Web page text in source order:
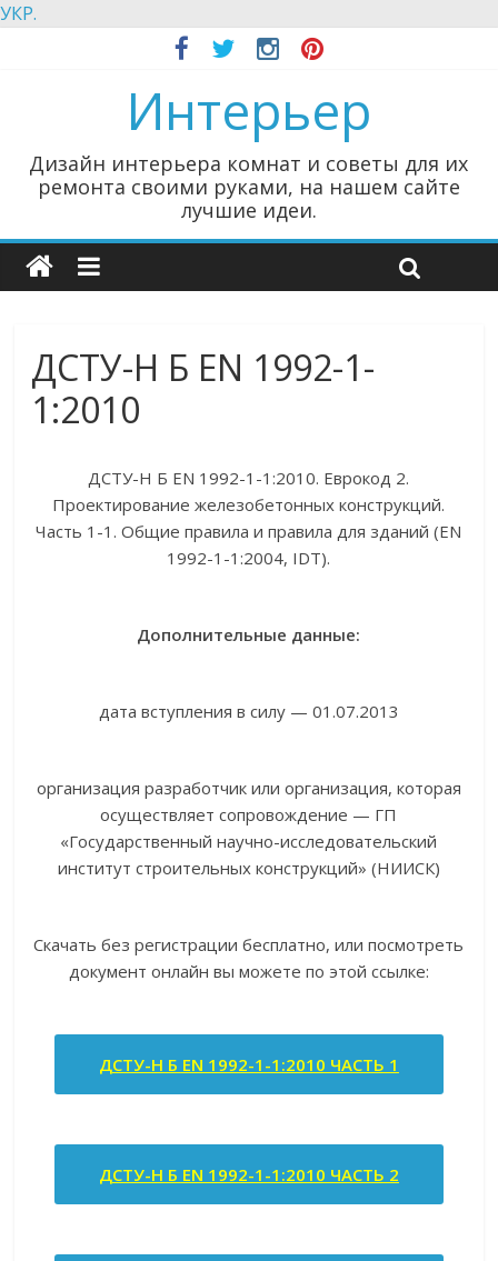
УКР.
Интерьер
Дизайн интерьера комнат и советы для их
ремонта своими руками, на нашем сайте
лучшие идеи.
ДСТУ-Н Б EN 1992-1-
1:2010
ДСТУ-Н Б EN 1992-1-1:2010. Еврокод 2.
Проектирование железобетонных конструкций.
Часть 1-1. Общие правила и правила для зданий (EN
1992-1-1:2004, IDT).
Дополнительные данные:
дата вступления в силу — 01.07.2013
организация разработчик или организация, которая
осуществляет сопровождение — ГП
«Государственный научно-исследовательский
институт строительных конструкций» (НИИСК)
Скачать без регистрации бесплатно, или посмотреть
документ онлайн вы можете по этой ссылке:
ДСТУ-Н Б EN 1992-1-1:2010 ЧАСТЬ 1
ДСТУ-Н Б EN 1992-1-1:2010 ЧАСТЬ 2